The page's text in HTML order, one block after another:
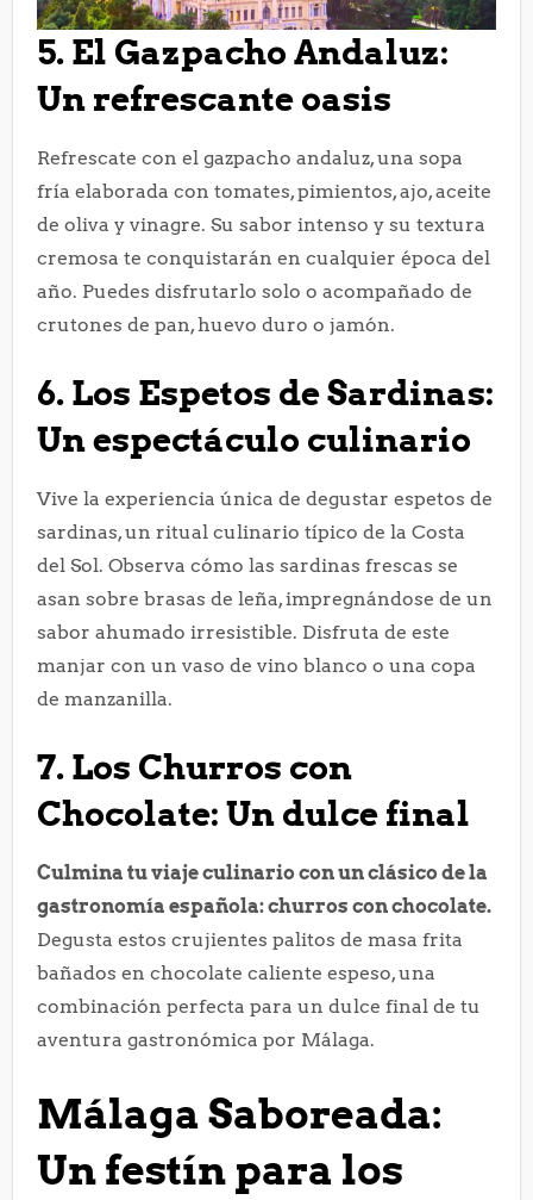
5. El Gazpacho Andaluz:
Un refrescante oasis
Refrescate con el gazpacho andaluz, una sopa
fría elaborada con tomates, pimientos, ajo, aceite
de oliva y vinagre. Su sabor intenso y su textura
cremosa te conquistarán en cualquier época del
año. Puedes disfrutarlo solo o acompañado de
crutones de pan, huevo duro o jamón.
6. Los Espetos de Sardinas:
Un espectáculo culinario
Vive la experiencia única de degustar espetos de
sardinas, un ritual culinario típico de la Costa
del Sol. Observa cómo las sardinas frescas se
asan sobre brasas de leña, impregnándose de un
sabor ahumado irresistible. Disfruta de este
manjar con un vaso de vino blanco o una copa
de manzanilla.
7. Los Churros con
Chocolate: Un dulce final
Culmina tu viaje culinario con un clásico de la
gastronomía española: churros con chocolate.
Degusta estos crujientes palitos de masa frita
bañados en chocolate caliente espeso, una
combinación perfecta para un dulce final de tu
aventura gastronómica por Málaga.
Málaga Saboreada:
Un festín para los